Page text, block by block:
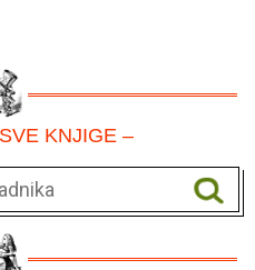
KNJIGE –